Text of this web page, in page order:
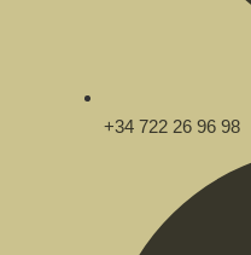
+34 722 26 96 98